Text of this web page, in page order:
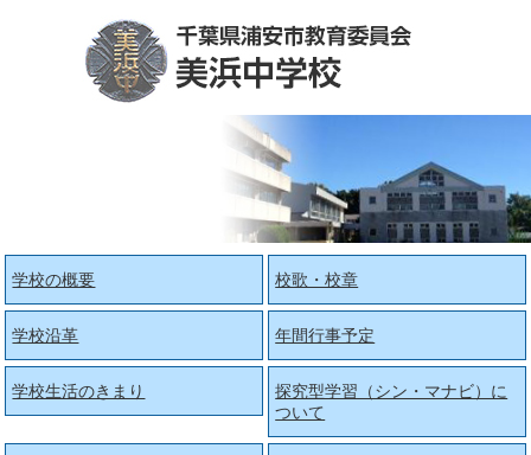
学校の概要 校歌・校章
学校沿革 年間行事予定
学校生活のきまり
探究型学習（シン・マナビ）に
ついて